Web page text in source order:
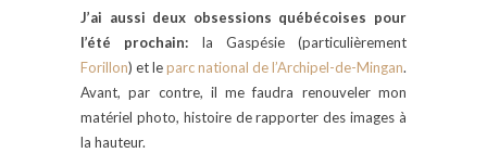
J’ai aussi deux obsessions québécoises pour
l’été prochain: la Gaspésie (particulièrement
Forillon) et leparc national de l’Archipel-de-Mingan.
Avant, par contre, il me faudra renouveler mon
matériel photo, histoire de rapporter des images à
la hauteur.